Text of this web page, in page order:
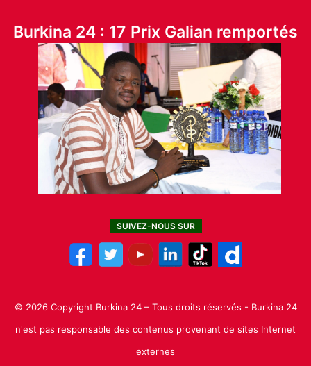
Burkina 24 : 17 Prix Galian remportés
SUIVEZ-NOUS SUR
© 2026 Copyright Burkina 24 – Tous droits réservés - Burkina 24
n'est pas responsable des contenus provenant de sites Internet
externes